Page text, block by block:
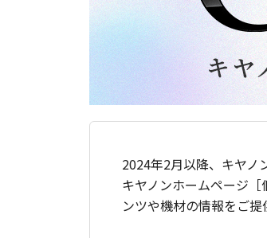
2024年2月以降、キヤノ
キヤノンホームページ
ンツや機材の情報をご提